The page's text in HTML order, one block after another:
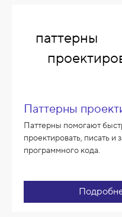
паттерны
Паттерны
Паттерны помогают
проектировать, писать и
программного кода.